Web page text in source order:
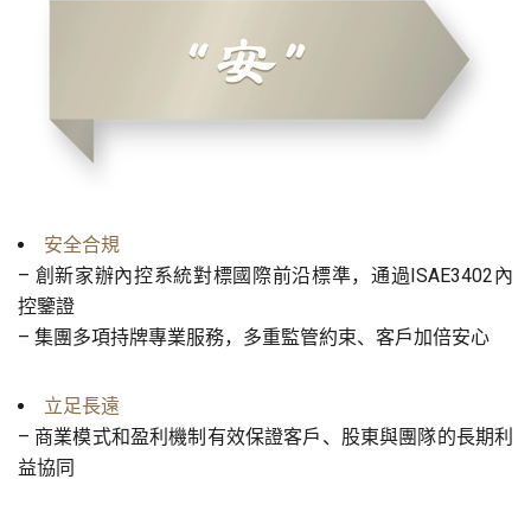
安全合規
– 創新家辦內控系統對標國際前沿標準，通過ISAE3402內
控鑒證
– 集團多項持牌專業服務，多重監管約束、客戶加倍安心
立足長遠
– 商業模式和盈利機制有效保證客戶、股東與團隊的長期利
益協同